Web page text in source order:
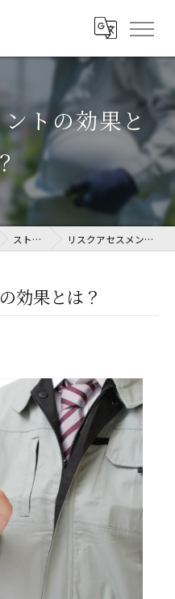
トの効果と
ストーリー リスクアセスメントの効果とは？
効果とは？